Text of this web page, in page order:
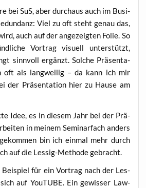
bei SuS, aber durch­aus auch im Busi­
Viel zu oft steht genau das,
auch auf der ange­zeig­ten Folie. So
Vor­trag visu­ell unter­stützt,
sinn­voll ergänzt. Sol­che Prä­sen­ta­
oft als lang­wei­lig – da kann ich mir
der Prä­sen­ta­ti­on hier zu Hau­se am
Idee, es in die­sem Jahr bei der Prä­
in mei­nem Semi­nar­fach anders
bin ich ein­mal mehr durch
auf die Les­sig-Metho­de gebracht.
Bei­spiel für ein Vor­trag nach der Les­
auf You­TUBE. Ein gewis­ser Law­